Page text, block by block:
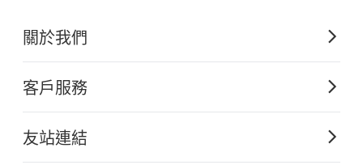
關於我們
佛光山文化出版的起源
關於文化出版
客戶服務
購書須知
友站連結